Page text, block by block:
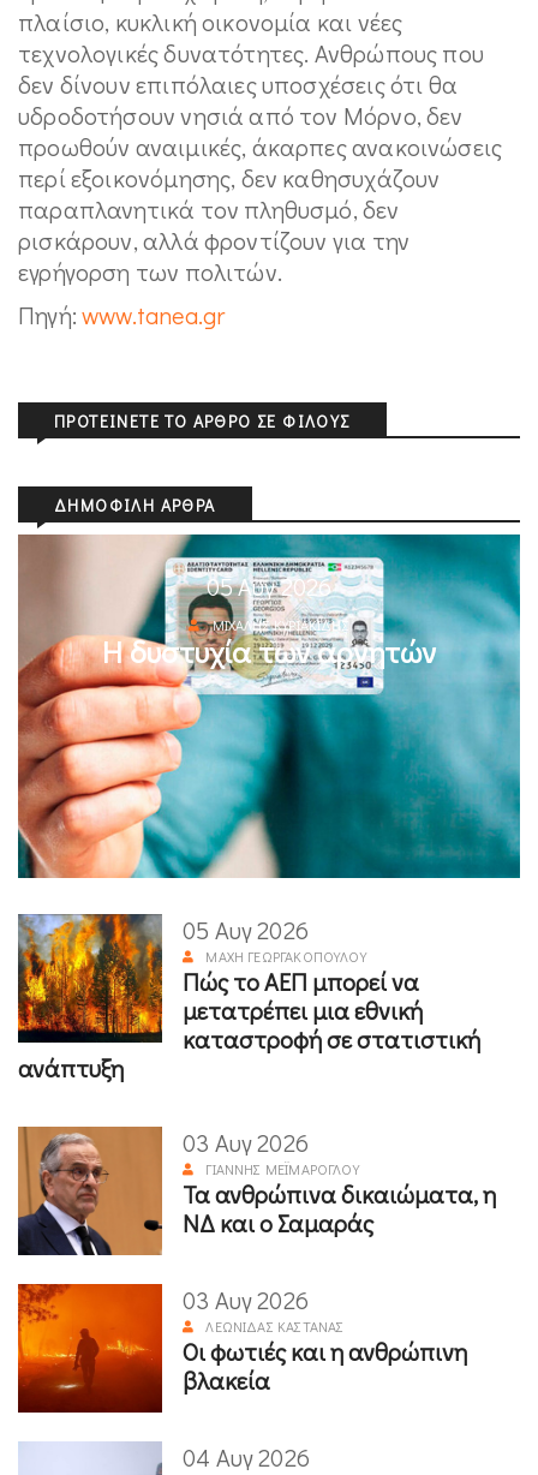
πλαίσιο, κυκλική οικονομία και νέες
τεχνολογικές δυνατότητες. Ανθρώπους που
δεν δίνουν επιπόλαιες υποσχέσεις ότι θα
υδροδοτήσουν νησιά από τον Μόρνο, δεν
προωθούν αναιμικές, άκαρπες ανακοινώσεις
περί εξοικονόμησης, δεν καθησυχάζουν
παραπλανητικά τον πληθυσμό, δεν
ρισκάρουν, αλλά φροντίζουν για την
εγρήγορση των πολιτών.
Πηγή:www.tanea.gr
ΠΡΟΤΕΊΝΕΤΕ ΤΟ ΆΡΘΡΟ ΣΕ ΦΊΛΟΥΣ
ΔΗΜΟΦΙΛΉ ΆΡΘΡΑ
05 Αυγ 2026
ΜΙΧΆΛΗΣ ΚΥΡΙΑΚΊΔΗΣ
Η δυστυχία των αρνητών
05 Αυγ 2026
ΜΆΧΗ ΓΕΩΡΓΑΚΟΠΟΎΛΟΥ
Πώς το ΑΕΠ μπορεί να
μετατρέπει μια εθνική
καταστροφή σε στατιστική
ανάπτυξη
03 Αυγ 2026
ΓΙΆΝΝΗΣ ΜΕΪΜΆΡΟΓΛΟΥ
Τα ανθρώπινα δικαιώματα, η
ΝΔ και ο Σαμαράς
03 Αυγ 2026
ΛΕΩΝΊΔΑΣ ΚΑΣΤΑΝΆΣ
Οι φωτιές και η ανθρώπινη
βλακεία
04 Αυγ 2026